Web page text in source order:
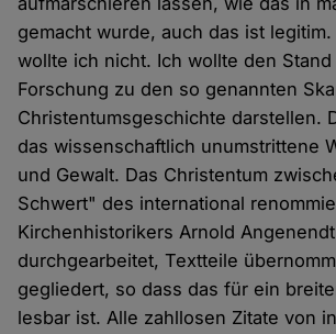
gemacht wurde, auch das ist
wollte ich nicht. Ich wollte den
Forschung zu den so genannten
Christentumsgeschichte darstellen.
das wissenschaftlich unumstrittene
und Gewalt. Das Christentum
Schwert" des international
Kirchenhistorikers Arnold
durchgearbeitet, Textteile
gegliedert, so dass das für ein
lesbar ist. Alle zahllosen Zitate von